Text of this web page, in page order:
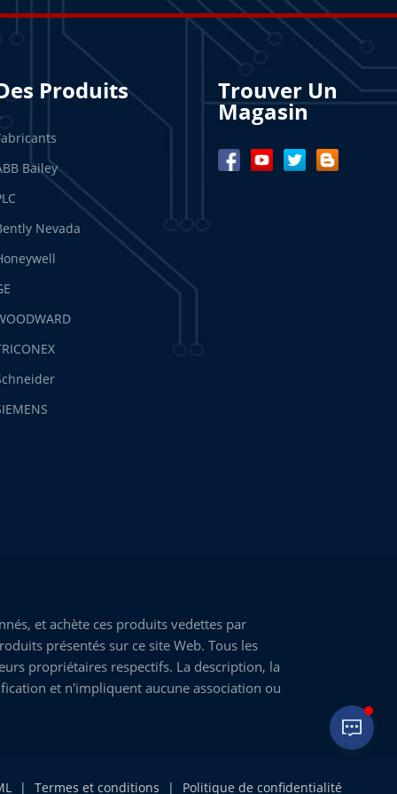
Produits
Bailey
Nevada
Trouver Un
Magasin
et achète ces produits vedettes par
présentés sur ce site Web. Tous les
propriétaires respectifs. La description, la
et n'impliquent aucune association ou
| Termes et conditions | Politique de confidentialité